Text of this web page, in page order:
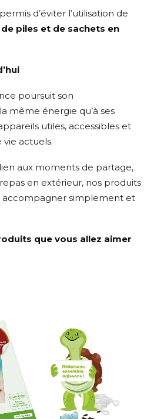
d’éviter l’utilisation de
piles et de sachets en
poursuit son
même énergie qu’à ses
utiles, accessibles et
actuels.
aux moments de partage,
en extérieur, nos produits
accompagner simplement et
que vous allez aimer